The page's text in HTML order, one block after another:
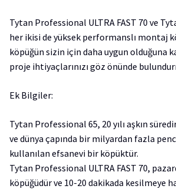
Tytan Professional ULTRA FAST 70 ve
her ikisi de yüksek performanslı montaj
köpüğün sizin için daha uygun olduğuna
proje ihtiyaçlarınızı göz önünde
Ek Bilgiler:
Tytan Professional 65, 20 yılı aşkın
ve dünya çapında bir milyardan fazla
kullanılan efsanevi bir köpüktür.
Tytan Professional ULTRA FAST 70,
köpüğüdür ve 10-20 dakikada kesilmeye